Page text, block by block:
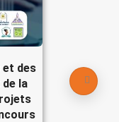
et des
la